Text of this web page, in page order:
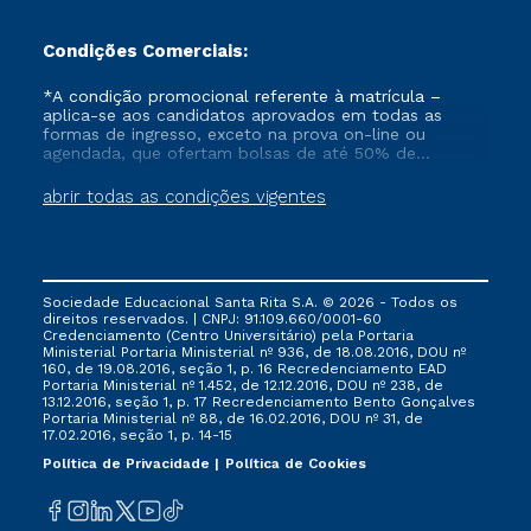
Condições Comerciais:
abrir todas as condições vigentes
*A condição promocional referente à matrícula –
aplica-se aos candidatos aprovados em todas as
formas de ingresso, exceto na prova on-line ou
agendada, que ofertam bolsas de até 50% de
que ainda não tenham efetivado e/ou não tenham
cancelado ou trancado sua matrícula em uma das
FIES, Prouni e outros programas governamentais, e
não se acumula com nenhuma outra campanha
ofertada pela Instituição.
Sociedade Educacional Santa Rita S.A. © 2026 - Todos os
direitos reservados. | CNPJ: 91.109.660/0001-60
Credenciamento (Centro Universitário) pela Portaria
Ministerial Portaria Ministerial nº 936, de 18.08.2016, DOU nº
160, de 19.08.2016, seção 1, p. 16 Recredenciamento EAD
Portaria Ministerial nº 1.452, de 12.12.2016, DOU nº 238, de
13.12.2016, seção 1, p. 17 Recredenciamento Bento Gonçalves
Portaria Ministerial nº 88, de 16.02.2016, DOU nº 31, de
17.02.2016, seção 1, p. 14-15
Política de Privacidade
Política de Cookies